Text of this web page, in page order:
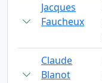
Jacques
Faucheux
Claude
Blanot